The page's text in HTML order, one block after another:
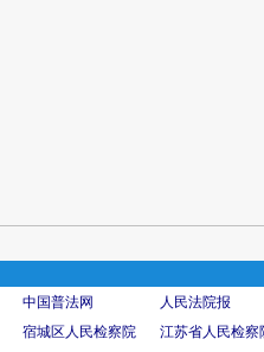
中国普法网 人民法院报
宿城区人民检察院 江苏省人民检察